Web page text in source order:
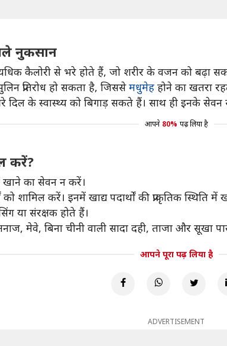
नुकसान
कैलोरी से भरे होते हैं, जो शरीर के वजन को बढ़ा
प्रतिरोध हो सकता है, जिससेमधुमेह होने का खतरा
दिल के स्वास्थ्य को बिगाड़ सकते हैं। साथ ही इनके
आपने 80% पढ़ लिया है
करें?
खाने का सेवन न करें।
शामिल करें। इनमें खाद्य पदार्थों की प्राकृतिक स्थिति में
या संरक्षक होते हैं।
मेवे, बिना चीनी वाली सादा दही, ताजा और सूखा
आपने पूरा पढ़ लिया है
ADVERTISEMENT